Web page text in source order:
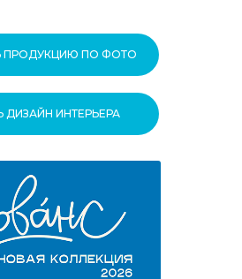
ПРОДУКЦИЮ ПО ФОТО
ДИЗАЙН ИНТЕРЬЕРА